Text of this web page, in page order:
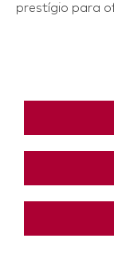
prestígio para